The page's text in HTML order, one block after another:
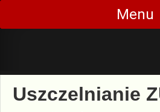
Skip
content
Menu
Uszczelnianie